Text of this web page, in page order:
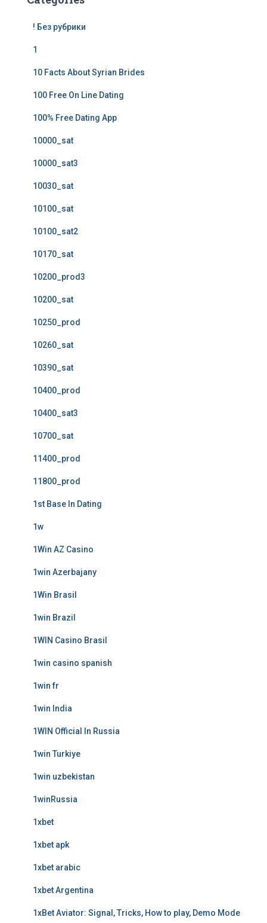
! Без рубрики
1
10 Facts About Syrian Brides
100 Free On Line Dating
100% Free Dating App
10000_sat
10000_sat3
10030_sat
10100_sat
10100_sat2
10170_sat
10200_prod3
10200_sat
10250_prod
10260_sat
10390_sat
10400_prod
10400_sat3
10700_sat
11400_prod
11800_prod
1st Base In Dating
1w
1Win AZ Casino
1win Azerbajany
1Win Brasil
1win Brazil
1WIN Casino Brasil
1win casino spanish
1win fr
1win India
1WIN Official In Russia
1win Turkiye
1win uzbekistan
1winRussia
1xbet
1xbet apk
1xbet arabic
1xbet Argentina
1xBet Aviator: Signal, Tricks, How to play, Demo Mode